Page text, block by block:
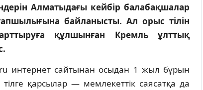
Алматыдағы кейбiр балабақшалар
байланысты. Ал орыс тiлiн
құлшынған Кремль ұлттық
интернет сайтынан осыдан 1 жыл бұрын
қарсылар — мемлекеттiк саясатқа да